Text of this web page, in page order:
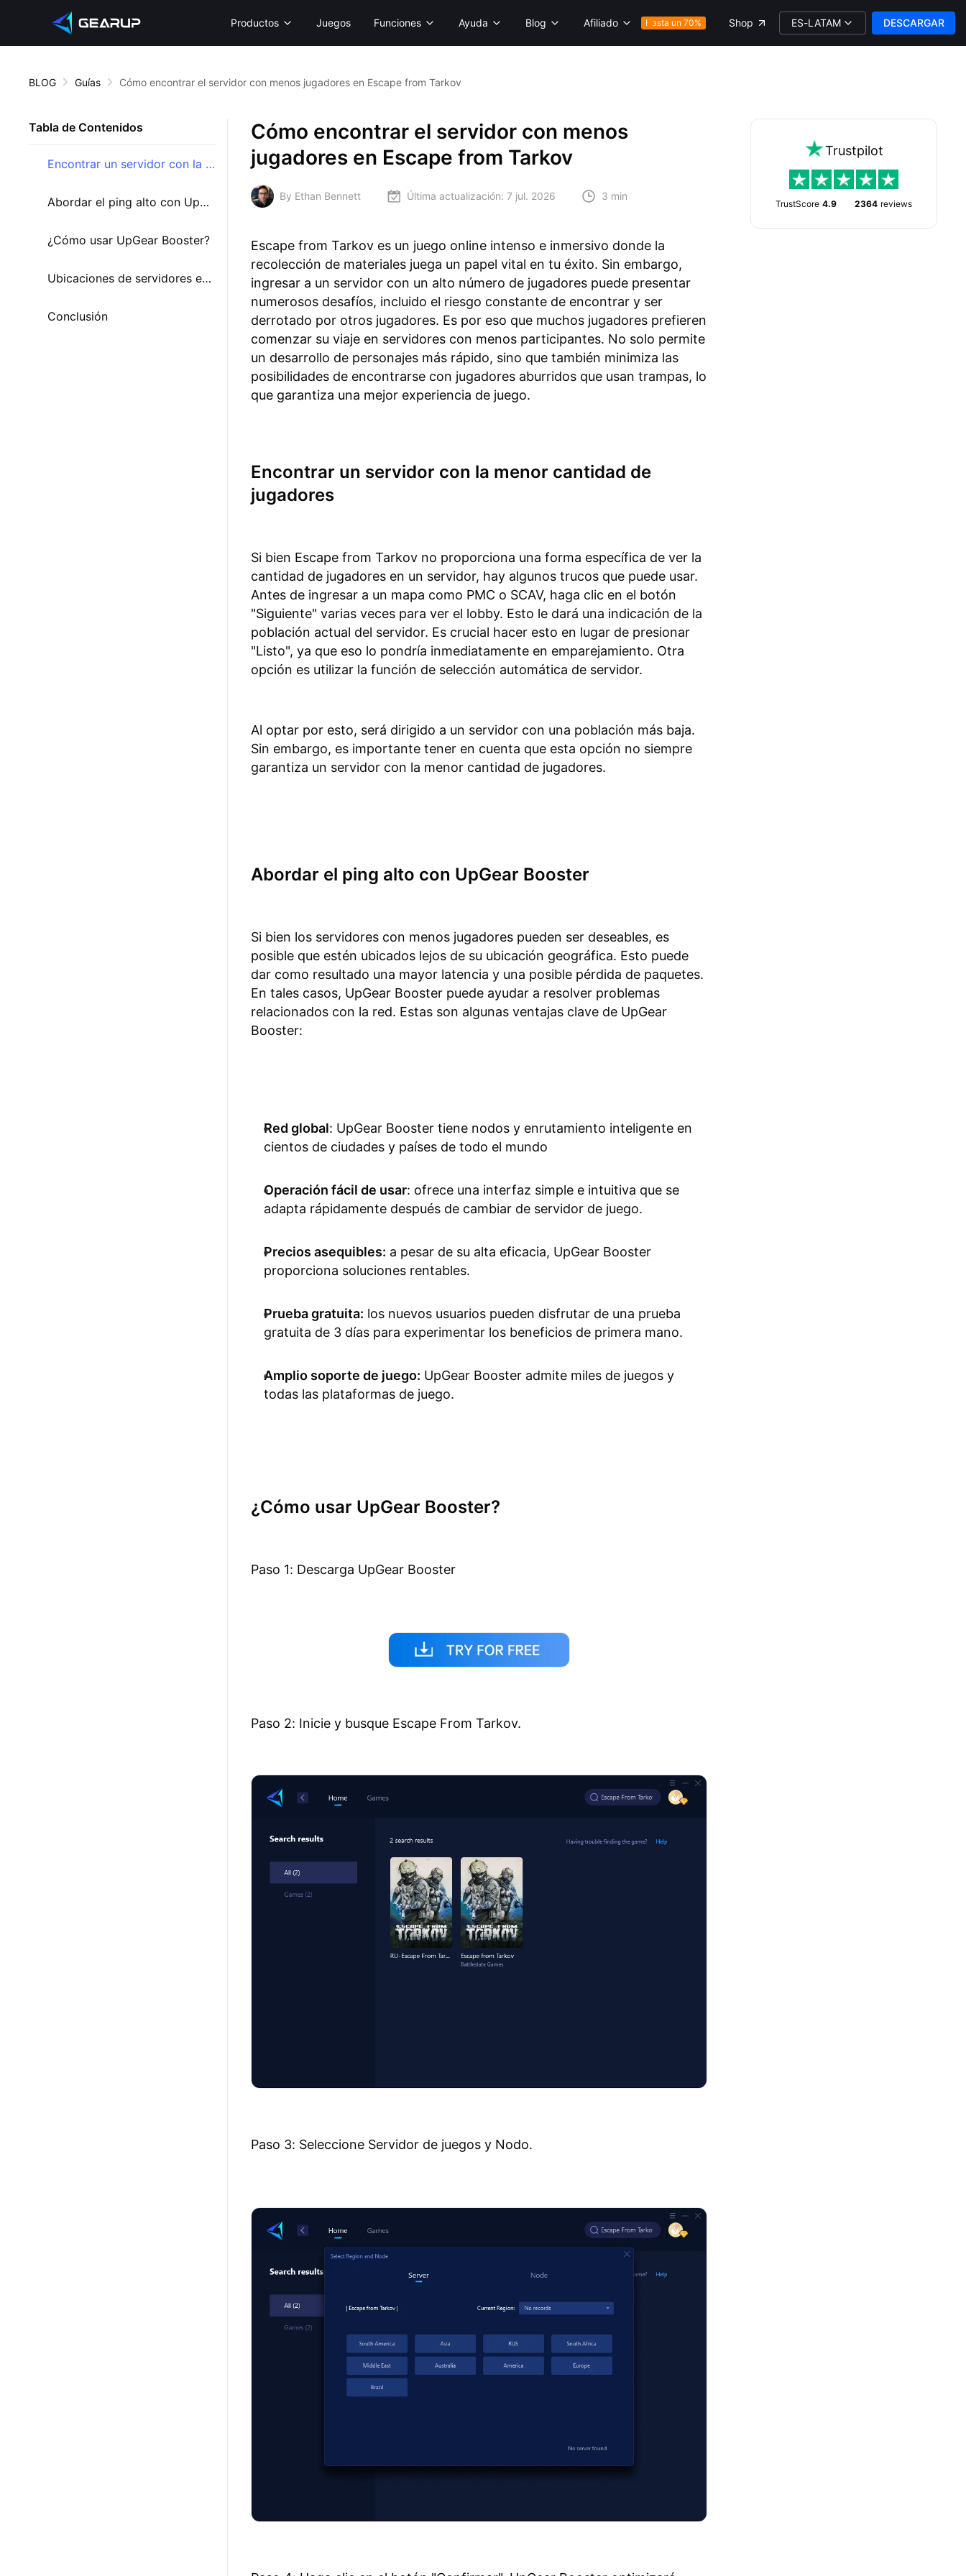
Productos Juegos Funciones Ayuda Blog Afiliado Hasta un 70% Shop ES-LATAM DESCARGAR
BLOG Guías Cómo encontrar el servidor con menos jugadores en Escape from Tarkov
Tabla de Contenidos
Encontrar un servidor con la menor cantidad de jugadores
Abordar el ping alto con UpGear Booster
¿Cómo usar UpGear Booster?
Ubicaciones de servidores en Escape from Tarkov
Conclusión
Cómo encontrar el servidor con menos
jugadores en Escape from Tarkov
By Ethan Bennett Última actualización: 7 jul. 2026 3 min
Escape from Tarkov es un juego online intenso e inmersivo donde la
recolección de materiales juega un papel vital en tu éxito. Sin embargo,
ingresar a un servidor con un alto número de jugadores puede presentar
numerosos desafíos, incluido el riesgo constante de encontrar y ser
derrotado por otros jugadores. Es por eso que muchos jugadores prefieren
comenzar su viaje en servidores con menos participantes. No solo permite
un desarrollo de personajes más rápido, sino que también minimiza las
posibilidades de encontrarse con jugadores aburridos que usan trampas, lo
que garantiza una mejor experiencia de juego.
Encontrar un servidor con la menor cantidad de
jugadores
Si bien Escape from Tarkov no proporciona una forma específica de ver la
cantidad de jugadores en un servidor, hay algunos trucos que puede usar.
Antes de ingresar a un mapa como PMC o SCAV, haga clic en el botón
"Siguiente" varias veces para ver el lobby. Esto le dará una indicación de la
población actual del servidor. Es crucial hacer esto en lugar de presionar
"Listo", ya que eso lo pondría inmediatamente en emparejamiento. Otra
opción es utilizar la función de selección automática de servidor.
Al optar por esto, será dirigido a un servidor con una población más baja.
Sin embargo, es importante tener en cuenta que esta opción no siempre
garantiza un servidor con la menor cantidad de jugadores.
Abordar el ping alto con UpGear Booster
Si bien los servidores con menos jugadores pueden ser deseables, es
posible que estén ubicados lejos de su ubicación geográfica. Esto puede
dar como resultado una mayor latencia y una posible pérdida de paquetes.
En tales casos, UpGear Booster puede ayudar a resolver problemas
relacionados con la red. Estas son algunas ventajas clave de UpGear
Booster:
Red global: UpGear Booster tiene nodos y enrutamiento inteligente en
cientos de ciudades y países de todo el mundo
Operación fácil de usar: ofrece una interfaz simple e intuitiva que se
adapta rápidamente después de cambiar de servidor de juego.
Precios asequibles: a pesar de su alta eficacia, UpGear Booster
proporciona soluciones rentables.
Prueba gratuita: los nuevos usuarios pueden disfrutar de una prueba
gratuita de 3 días para experimentar los beneficios de primera mano.
Amplio soporte de juego: UpGear Booster admite miles de juegos y
todas las plataformas de juego.
¿Cómo usar UpGear Booster?
Paso 1: Descarga UpGear Booster
Paso 2: Inicie y busque Escape From Tarkov.
Paso 3: Seleccione Servidor de juegos y Nodo.
Trustpilot
TrustScore 4.9 2364 reviews